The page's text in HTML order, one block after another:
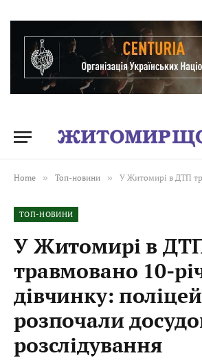
Home » Топ-новини » У Житомирі в ДТП травмовано 10-річну
ТОП-НОВИНИ
У Житомирі в
травмовано 10-
дівчинку:
розпочали
розслідування